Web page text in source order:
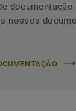
documentação
nossos